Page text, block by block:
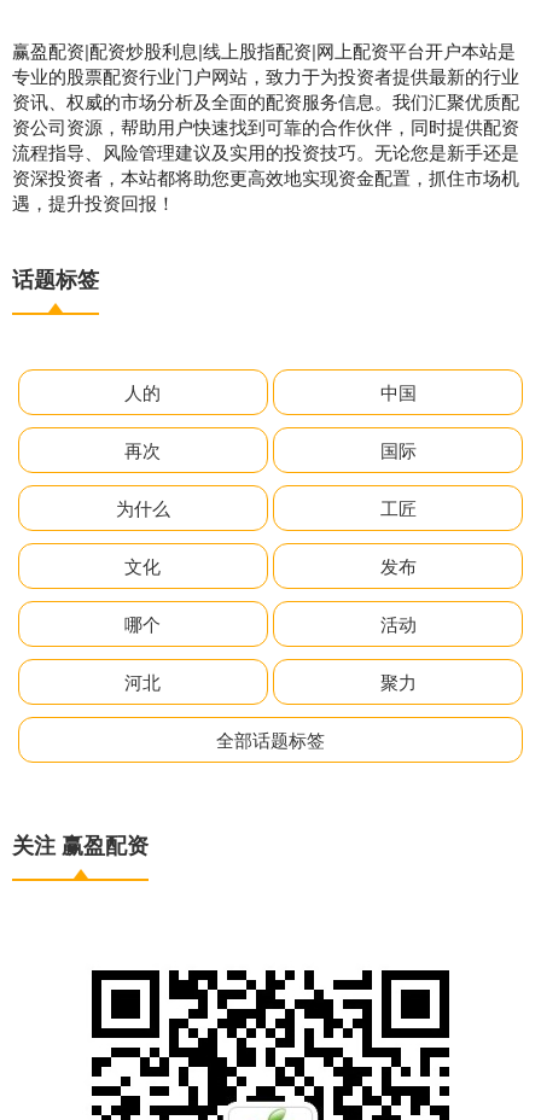
赢盈配资|配资炒股利息|线上股指配资|网上配资平台开户本站是
专业的股票配资行业门户网站，致力于为投资者提供最新的行业
资讯、权威的市场分析及全面的配资服务信息。我们汇聚优质配
资公司资源，帮助用户快速找到可靠的合作伙伴，同时提供配资
流程指导、风险管理建议及实用的投资技巧。无论您是新手还是
资深投资者，本站都将助您更高效地实现资金配置，抓住市场机
遇，提升投资回报！
话题标签
人的 中国
再次 国际
为什么 工匠
文化 发布
哪个 活动
河北 聚力
全部话题标签
关注 赢盈配资